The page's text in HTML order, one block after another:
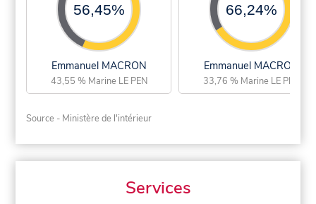
56,45%
Emmanuel MACRON
43,55 % Marine LE PEN
66,24%
Emmanuel MACRON
33,76 % Marine LE PEN
Source - Ministère de l'intérieur
Services